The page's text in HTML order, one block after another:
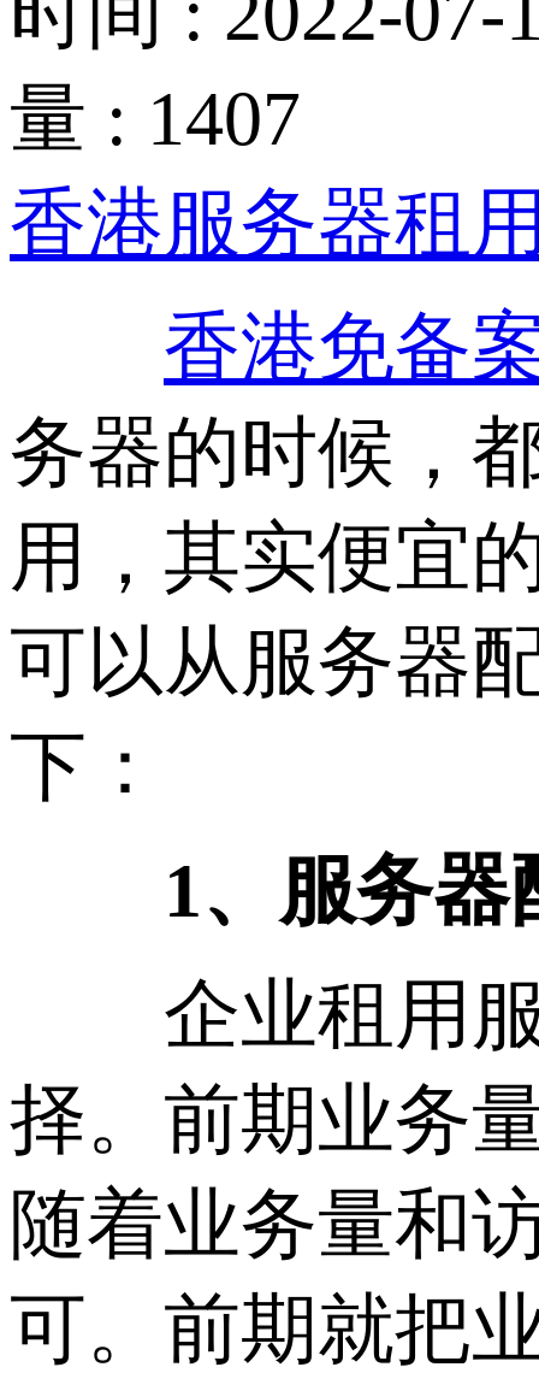
量 : 1407
香港服务器租
香港免备
务器的时候，
用，其实便宜
可以从服务器
下：
1、服务器
企业租用服
择。前期业务
随着业务量和
可。前期就把